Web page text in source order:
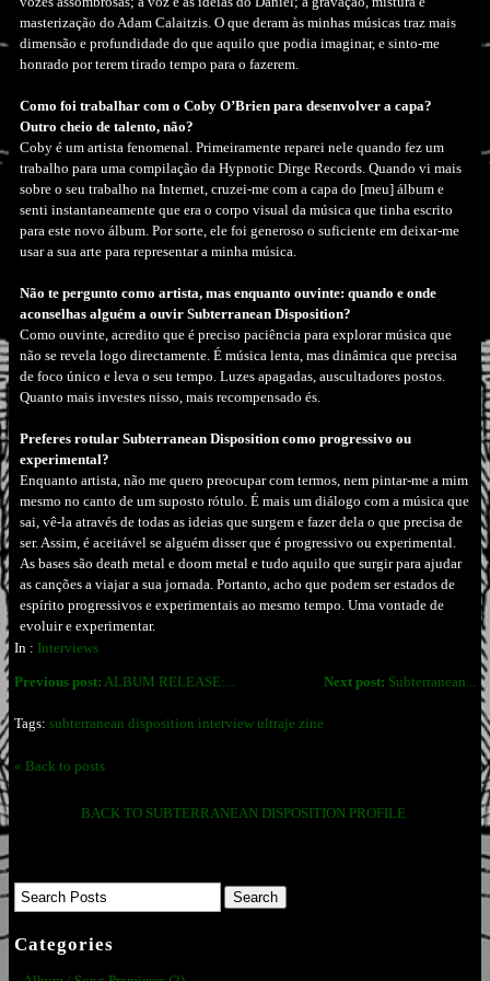
masterização do Adam Calaitzis. O que deram às minhas músicas traz mais
dimensão e profundidade do que aquilo que podia imaginar, e sinto-me
honrado por terem tirado tempo para o fazerem.
Como foi trabalhar com o Coby O’Brien para desenvolver a capa?
Outro cheio de talento, não?
Coby é um artista fenomenal. Primeiramente reparei nele quando fez um
trabalho para uma compilação da Hypnotic Dirge Records. Quando vi mais
sobre o seu trabalho na Internet, cruzei-me com a capa do [meu] álbum e
senti instantaneamente que era o corpo visual da música que tinha escrito
para este novo álbum. Por sorte, ele foi generoso o suficiente em deixar-me
usar a sua arte para representar a minha música.
Não te pergunto como artista, mas enquanto ouvinte: quando e onde
aconselhas alguém a ouvir Subterranean Disposition?
Como ouvinte, acredito que é preciso paciência para explorar música que
não se revela logo directamente. É música lenta, mas dinâmica que precisa
de foco único e leva o seu tempo. Luzes apagadas, auscultadores postos.
Quanto mais investes nisso, mais recompensado és.
Preferes rotular Subterranean Disposition como progressivo ou
experimental?
Enquanto artista, não me quero preocupar com termos, nem pintar-me a mim
mesmo no canto de um suposto rótulo. É mais um diálogo com a música que
sai, vê-la através de todas as ideias que surgem e fazer dela o que precisa de
ser. Assim, é aceitável se alguém disser que é progressivo ou experimental.
As bases são death metal e doom metal e tudo aquilo que surgir para ajudar
as canções a viajar a sua jornada. Portanto, acho que podem ser estados de
espírito progressivos e experimentais ao mesmo tempo. Uma vontade de
evoluir e experimentar.
In : Interviews
Next post: Subterranean...
Previous post: ALBUM RELEASE:...
Tags: subterranean disposition interview ultraje zine
« Back to posts
BACK TO SUBTERRANEAN DISPOSITION PROFILE
Categories